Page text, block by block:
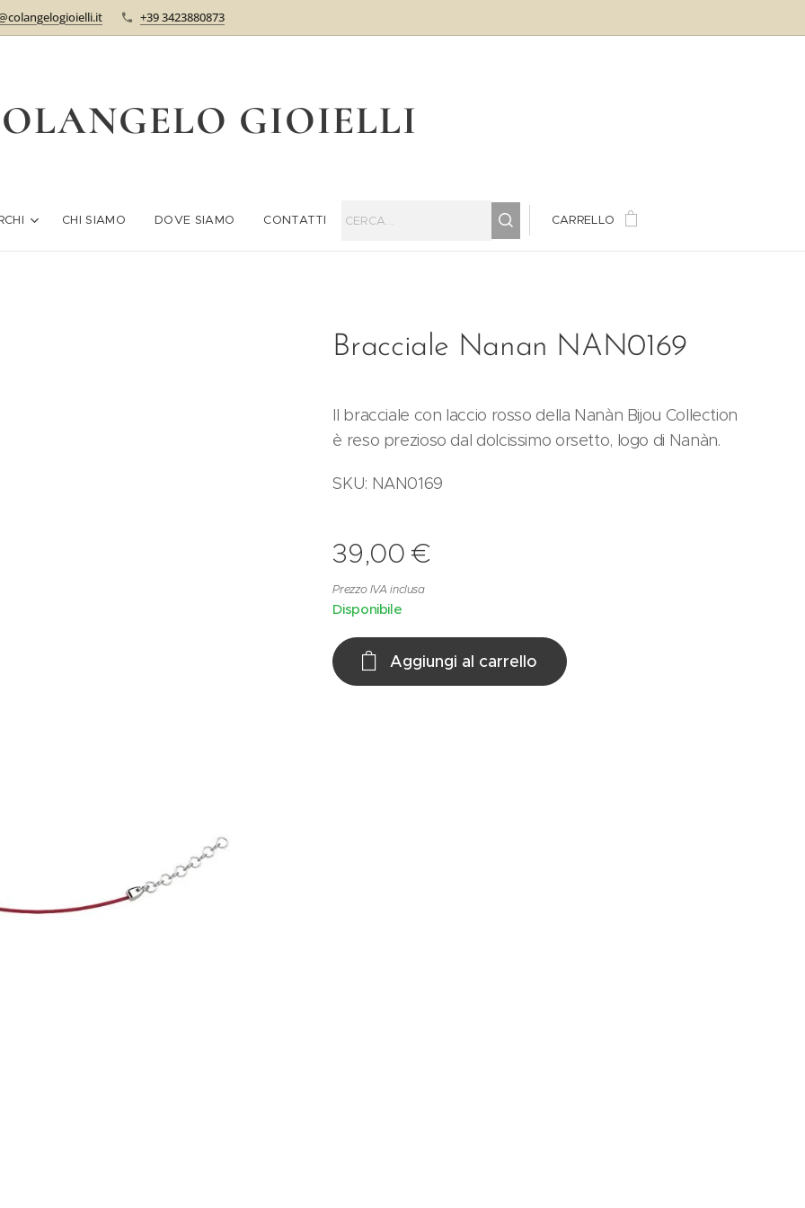
+39 3423880873
GIOIELLI
CHI SIAMO DOVE SIAMO CONTATTI CARRELLO
Bracciale Nanan NAN0169
Il bracciale con laccio rosso della Nanàn Bijou Collection
è reso prezioso dal dolcissimo orsetto, logo di Nanàn.
SKU: NAN0169
39,00 €
Prezzo IVA inclusa
Disponibile
Aggiungi al carrello